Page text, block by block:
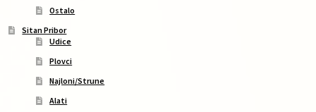
Ostalo
Sitan Pribor
Udice
Plovci
Najloni/Strune
Alati